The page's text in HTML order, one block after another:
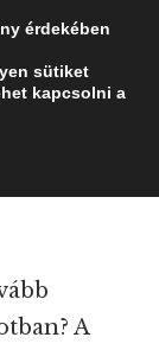
A
érdekében
sütiket
kapcsolni a